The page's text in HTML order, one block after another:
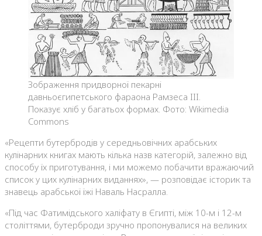
Зображення придворної пекарні
давньоєгипетського фараона Рамзеса III.
Показує хліб у багатьох формах. Фото: Wikimedia
Commons
«Рецепти бутербродів у середньовічних арабських
кулінарних книгах мають кілька назв категорій, залежно від
способу їх приготування, і ми можемо побачити вражаючий
список у цих кулінарних виданнях», — розповідає історик та
знавець арабської їжі Наваль Насралла.
«Під час Фатимідського халіфату в Єгипті, між 10-м і 12-м
століттями, бутерброди зручно пропонувалися на великих